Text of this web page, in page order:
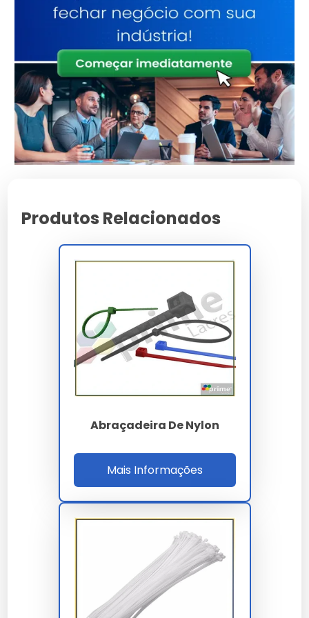
Atributo
Detalhes
Base Técnica
Estrutura reforçada
para uso contínuo
Certificação
Validado sob
rigorosos testes de
qualidade
Aplicação
Design versátil para
múltiplos cenários
Suporte
Consultoria
Especializada
precoce.
Facilidade de instalação e integração em sistemas
Economia gerada pela alta vida útil do componente
Alta adaptabilidade a diferentes exigências e normas
Suporte comercial direto para demandas em escala
programadas no sistema.
Preço e Orçamento
A definição de valores paraabraçadeira de nylon
para cabosleva em conta a complexidade técnica e
custo-benefício em cada projeto.
Onde Comprar Abraçadeira De
Nylon Para Cabos
Produtos Relacionados
Abraçadeira De Nylon
Mais Informações